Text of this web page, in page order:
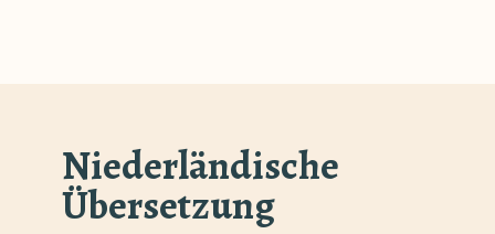
Niederländische
Übersetzung